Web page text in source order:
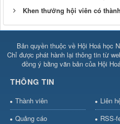
Khen thưởng hội viên có
Bản quyền thuộc về Hội Hoá học
Chỉ được phát hành lại thông tin từ
đồng ý bằng văn bản của Hội
THÔNG TIN
Thành viên
Liên
Quảng cáo
RSS-